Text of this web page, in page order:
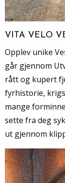
VITA VELO
Opplev unike
går gjennom
rått og kupert
fyrhistorie,
mange
sette fra deg
ut gjennom